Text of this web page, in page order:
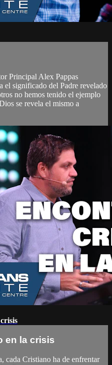
Principal Alex Pappas
el significado del Padre revelado
no hemos tenido el ejemplo
se revela el mismo a
en la crisis
cada Cristiano ha de enfrentar